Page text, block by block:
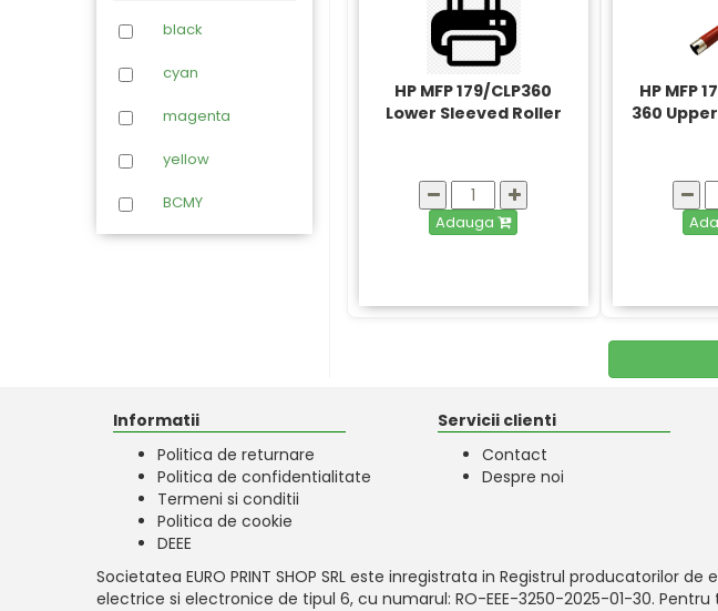
Panasonic
Ricoh
Samsung
Sharp
Toshiba
black
cyan
magenta
yellow
BCMY
HP MFP 179/CLP360
Lower Sleeved Roller
Adauga
HP MFP
360
Informatii
Politica de returnare
Politica de confidentialitate
Termeni si conditii
Politica de cookie
DEEE
Servicii clienti
Contact
Despre noi
Societatea EURO PRINT SHOP SRL este inregistrata in Registrul
electrice si electronice de tipul 6, cu numarul: RO-EEE-3250-2025-01-30.